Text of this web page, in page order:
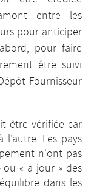
entre les
pour anticiper
pour faire
être suivi
Fournisseur
être vérifiée car
Les pays
n'ont pas
« à jour » des
dans les